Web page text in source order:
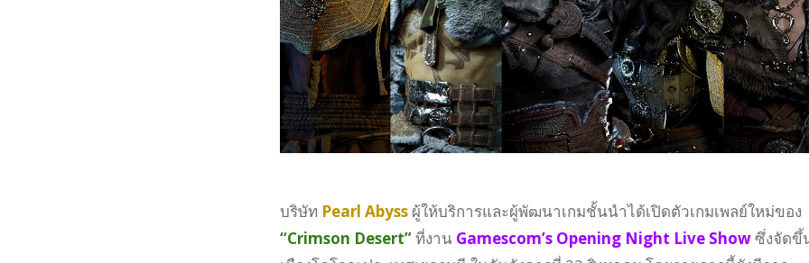
บริษัท Pearl Abyssผู้ให้บริการและผู้พัฒนาเกมชั้นนำได้เปิดตัวเกมเพลย์ใหม่ของ
“Crimson Desert”ที่งาน Gamescom’s Opening Night Live Showซึ่งจัดขึ้